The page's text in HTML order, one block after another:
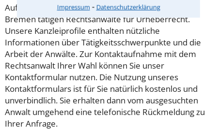
Impressum ⁃ Datenschutzerklärung
Auf dieser Seite finden Sie eine Übersicht der in
Bremen tätigen Rechtsanwälte für Urheberrecht.
Unsere Kanzleiprofile enthalten nützliche
Informationen über Tätigkeitsschwerpunkte und die
Arbeit der Anwälte. Zur Kontaktaufnahme mit dem
Rechtsanwalt Ihrer Wahl können Sie unser
Kontaktformular nutzen. Die Nutzung unseres
Kontaktformulars ist für Sie natürlich kostenlos und
unverbindlich. Sie erhalten dann vom ausgesuchten
Anwalt umgehend eine telefonische Rückmeldung zu
Ihrer Anfrage.